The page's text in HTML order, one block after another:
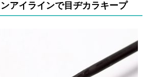
アイラインで目ヂカラキープ